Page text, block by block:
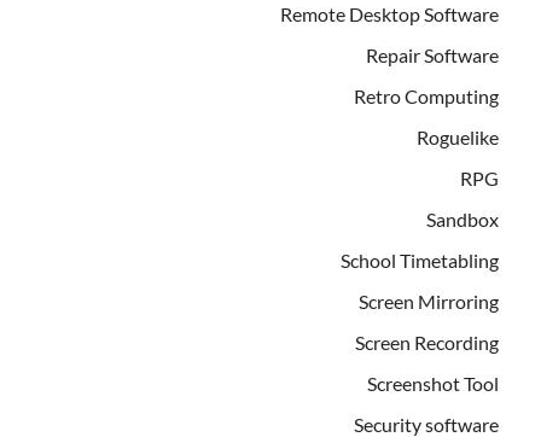
Remote Desktop Software
Repair Software
Retro Computing
Roguelike
RPG
Sandbox
School Timetabling
Screen Mirroring
Screen Recording
Screenshot Tool
Security software